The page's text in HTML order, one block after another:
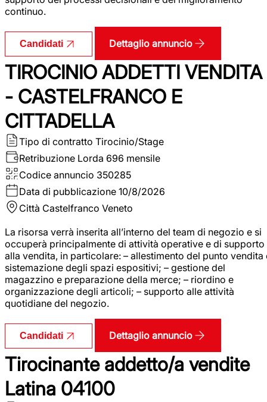
continuo.
Candidati Dettaglio annuncio
TIROCINIO ADDETTI VENDITA
- CASTELFRANCO E
CITTADELLA
Tipo di contratto Tirocinio/Stage
Retribuzione Lorda 696 mensile
Codice annuncio 350285
Data di pubblicazione 10/8/2026
Città Castelfranco Veneto
La risorsa verrà inserita all’interno del team di negozio e si
occuperà principalmente di attività operative e di supporto
alla vendita, in particolare: – allestimento del punto vendita
sistemazione degli spazi espositivi; – gestione del
magazzino e preparazione della merce; – riordino e
organizzazione degli articoli; – supporto alle attività
quotidiane del negozio.
Candidati Dettaglio annuncio
Tirocinante addetto/a vendite
Latina 04100